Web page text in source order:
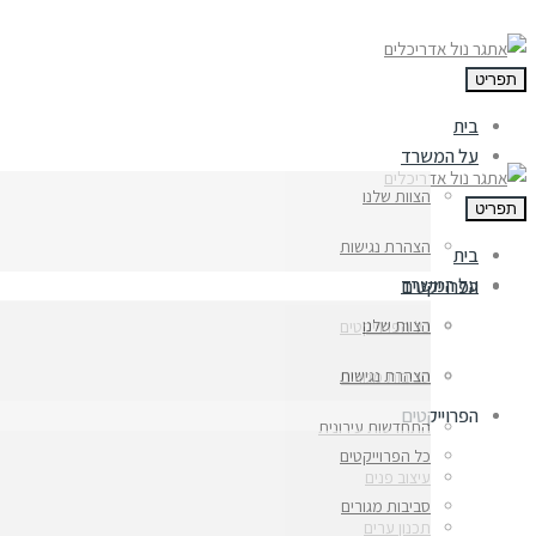
תפריט
בית
על המשרד
הצוות שלנו
הצהרת נגישות
הפרוייקטים
כל הפרוייקטים
סביבות מגורים
התחדשות עירונית
עיצוב פנים
תכנון ערים
תפריט
בית
על המשרד
הצוות שלנו
הצהרת נגישות
הפרוייקטים
כל הפרוייקטים
סביבות מגורים